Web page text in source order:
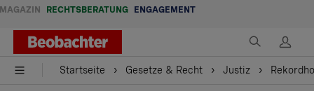
MAGAZIN RECHTSBERATUNG ENGAGEMENT
Startseite Gesetze & Recht Justiz